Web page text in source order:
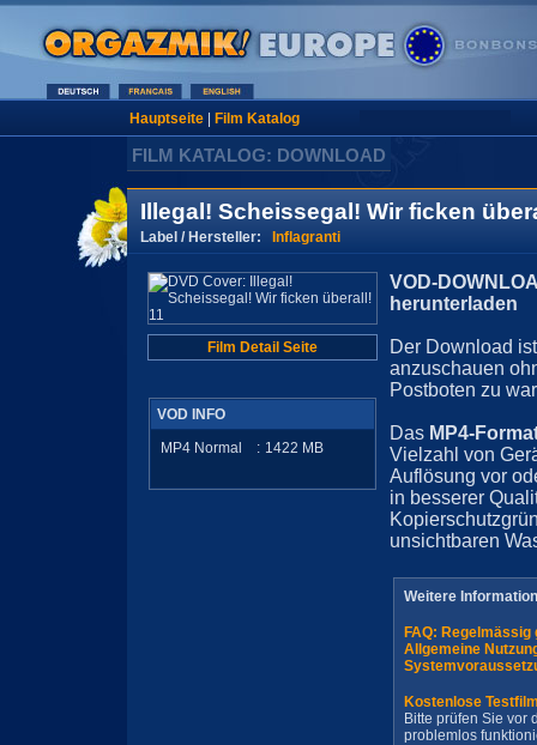
Hauptseite| Film Katalog
FILM KATALOG: DOWNLOAD
Illegal! Scheissegal! Wir ficken
Label / Hersteller: Inflagranti
Film Detail Seite
VOD INFO
MP4 Normal
: 1422 MB
VOD-
herunterladen
Der Download
anzuschauen
Postboten zu
Das MP4-
Vielzahl von
Auflösung vor
in besserer
unsichtbaren
Weitere
FAQ:
Allgemeine
Kostenlose
Bitte prüfen Sie vor
problemlos